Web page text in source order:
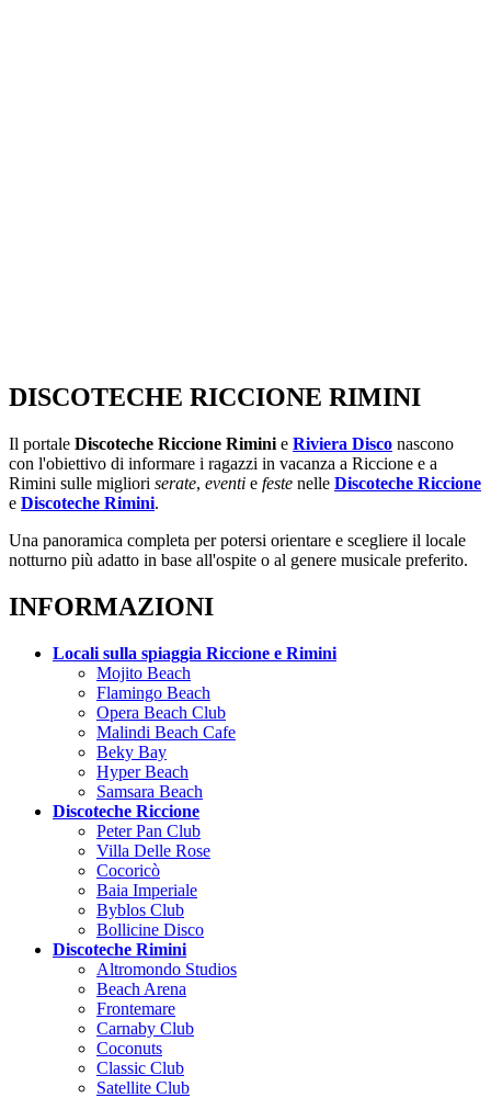
DISCOTECHE RICCIONE RIMINI
Il portale Discoteche Riccione Rimini e Riviera Disco nascono
con l'obiettivo di informare i ragazzi in vacanza a Riccione e a
Rimini sulle migliori serate, eventi e feste nelle Discoteche Riccione
e Discoteche Rimini.
Una panoramica completa per potersi orientare e scegliere il locale
notturno più adatto in base all'ospite o al genere musicale preferito.
INFORMAZIONI
Locali sulla spiaggia Riccione e Rimini
Mojito Beach
Flamingo Beach
Opera Beach Club
Malindi Beach Cafe
Beky Bay
Hyper Beach
Samsara Beach
Discoteche Riccione
Peter Pan Club
Villa Delle Rose
Cocoricò
Baia Imperiale
Byblos Club
Bollicine Disco
Discoteche Rimini
Altromondo Studios
Beach Arena
Frontemare
Carnaby Club
Coconuts
Classic Club
Satellite Club